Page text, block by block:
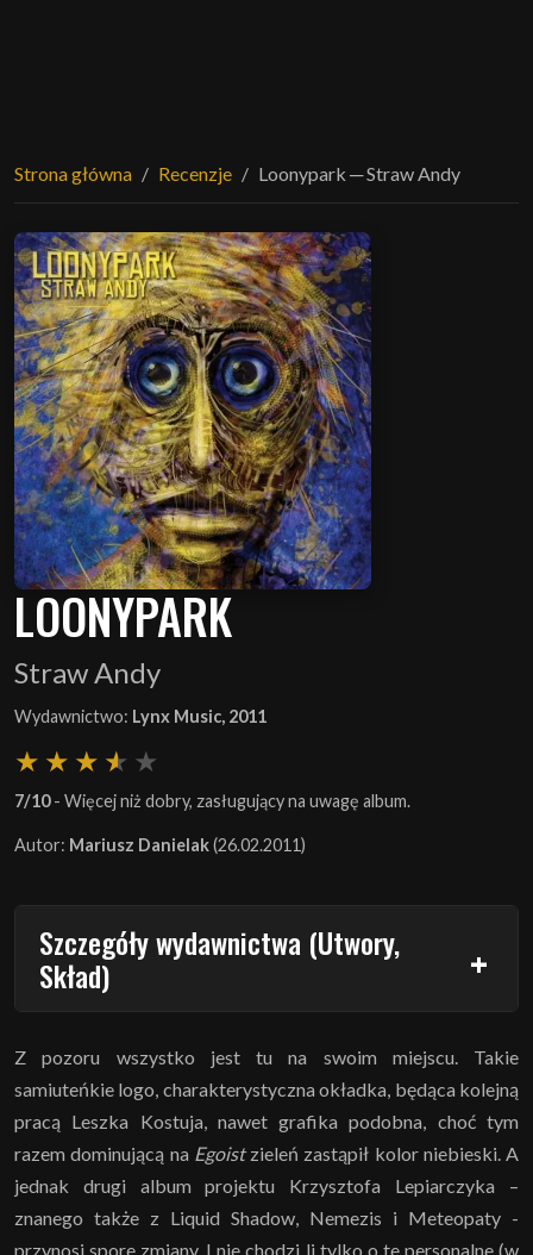
Strona główna Recenzje Loonypark ─ Straw Andy
LOONYPARK
Straw Andy
Wydawnictwo: Lynx Music, 2011
7/10- Więcej niż dobry, zasługujący na uwagę album.
Autor: Mariusz Danielak(26.02.2011)
Szczegóły wydawnictwa (Utwory,
Skład)
Z pozoru wszystko jest tu na swoim miejscu. Takie
samiuteńkie logo, charakterystyczna okładka, będąca kolejną
pracą Leszka Kostuja, nawet grafika podobna, choć tym
razem dominującą na Egoistzieleń zastąpił kolor niebieski. A
jednak drugi album projektu Krzysztofa Lepiarczyka –
znanego także z Liquid Shadow, Nemezis i Meteopaty -
przynosi spore zmiany. I nie chodzi li tylko o te personalne (w